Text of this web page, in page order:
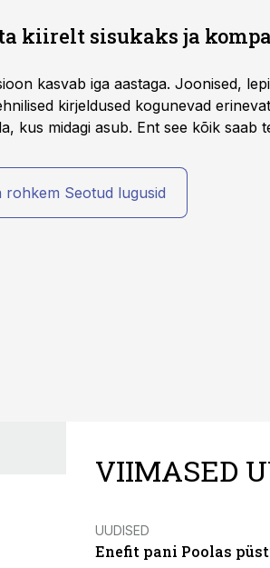
kiirelt sisukaks ja
kasvab iga aastaga. Joonised,
kirjeldused kogunevad
kus midagi asub. Ent see kõik saab
rohkem Seotud lugusid
VIIMASED
UUDISED
Enefit pani Poolas